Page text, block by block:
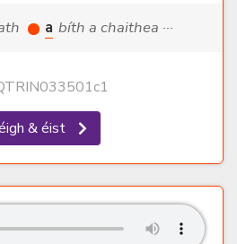
a bíth a chaithea ···
& éist